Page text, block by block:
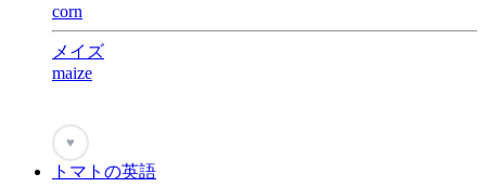
corn
メイズ
maize
♥
トマトの英語